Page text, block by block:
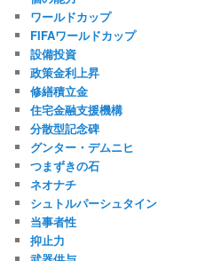
ワールドカップ
FIFAワールドカップ
設備投資
政策金利上昇
修繕積立金
住宅金融支援機構
分散型記念碑
グンター・デムニヒ
つまずきの石
ネオナチ
シュトルパーシュタイン
当事者性
抑止力